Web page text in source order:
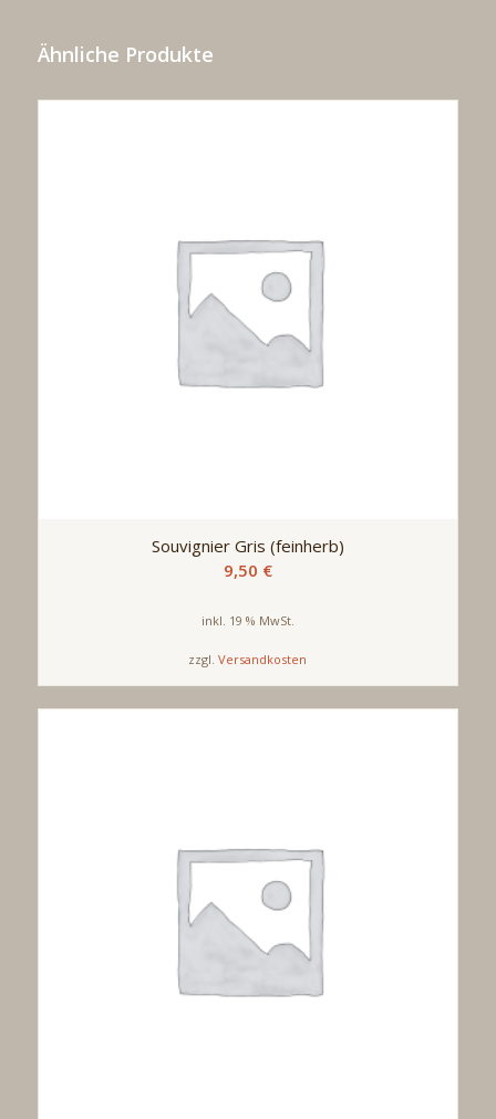
Ähnliche Produkte
Souvignier Gris (feinherb)
9,50 €
inkl. 19 % MwSt.
zzgl.Versandkosten